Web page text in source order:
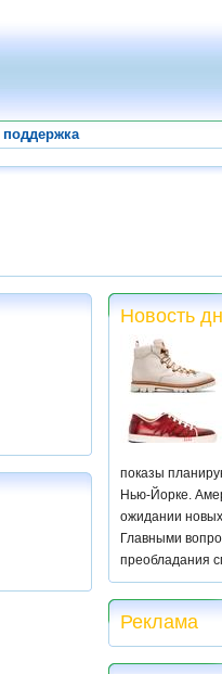
поддержка
Новость
показы
Нью-Йорке.
ожидании
Главными
преобладания
Реклама